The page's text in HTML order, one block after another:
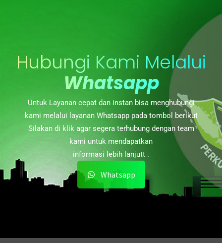
Hubungi Kami Melalui
Whatsapp
Untuk Layanan cepat dan instan bisa menghubungi
kami melalui layanan Whatsapp pada tombol berikut
Silakan di klik agar segera terhubung dengan team
kami untuk mendapatkan
informasi lebih lanjutt .
Whatsapp